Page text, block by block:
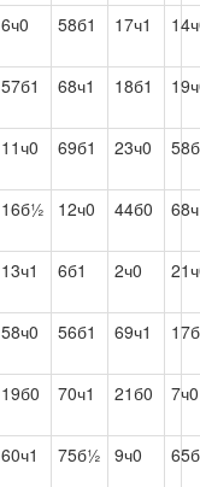
6ч0 58б1 17ч1
57б1 68ч1 18б1
11ч0 69б1 23ч0
16б½ 12ч0 44б0
13ч1 6б1 2ч0
58ч0 56б1 69ч1
19б0 70ч1 21б0 7ч0
60ч1 75б½ 9ч0